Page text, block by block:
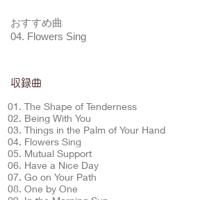
おすすめ曲
04. Flowers Sing
​収録曲
01. The Shape of Tenderness
02. Being With You
03. Things in the Palm of Your Hand
04. Flowers Sing
05. Mutual Support
06. Have a Nice Day
07. Go on Your Path
08. One by One